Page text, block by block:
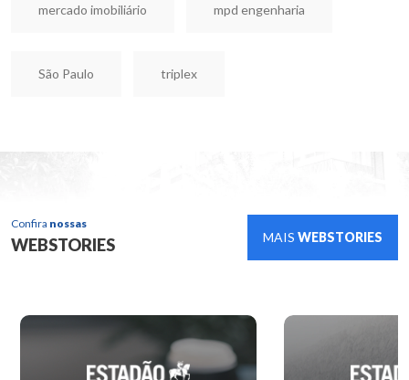
mercado imobiliário mpd engenharia
São Paulo triplex
Confira nossas
WEBSTORIES MAIS WEBSTORIES